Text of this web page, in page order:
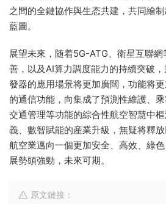
之間的全鏈協作與生态共建，共同繪
藍圖。
展望未來，随着5G-ATG、衛星互聯
善，以及AI算力調度能力的持續突破
發器的應用場景将更加廣闊，功能将
的通信功能，向集成了預測性維護、
交通管理等功能的綜合性航空智慧中
義、數智賦能的産業升級，無疑将釋
航空業邁向一個更加安全、高效、綠
展勢頭強勁，未來可期。
原文鏈接：